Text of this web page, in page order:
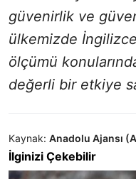
güvenirlik ve
ülkemizde
ölçümü
değerli bir etkiye
Kaynak: Anadolu Ajansı